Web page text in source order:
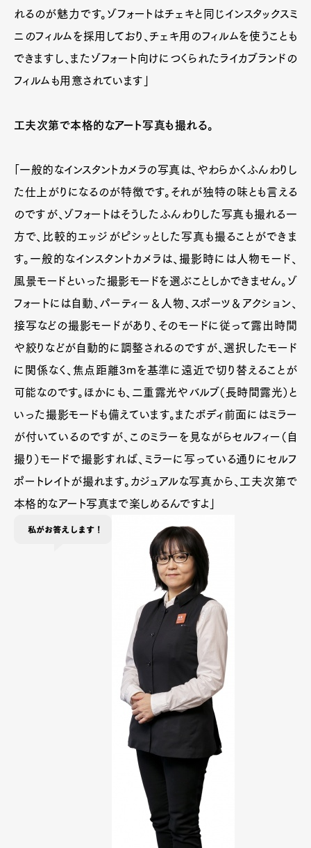
れるのが魅力です。ゾフォートはチェキと同じインスタックスミ
ニのフィルムを採用しており、チェキ用のフィルムを使うことも
できますし、またゾフォート向けにつくられたライカブランドの
フィルムも用意されています」
工夫次第で本格的なアート写真も撮れる。
「一般的なインスタントカメラの写真は、やわらかくふんわりし
た仕上がりになるのが特徴です。それが独特の味とも言える
のですが、ゾフォートはそうしたふんわりした写真も撮れる一
方で、比較的エッジがピシッとした写真も撮ることができま
す。一般的なインスタントカメラは、撮影時には人物モード、
風景モードといった撮影モードを選ぶことしかできません。ゾ
フォートには自動、パーティー＆人物、スポーツ＆アクション、
接写などの撮影モードがあり、そのモードに従って露出時間
や絞りなどが自動的に調整されるのですが、選択したモード
に関係なく、焦点距離3mを基準に遠近で切り替えることが
可能なのです。ほかにも、二重露光やバルブ（長時間露光）と
いった撮影モードも備えています。またボディ前面にはミラー
が付いているのですが、このミラーを見ながらセルフィー（自
撮り）モードで撮影すれば、ミラーに写っている通りにセルフ
ポートレイトが撮れます。カジュアルな写真から、工夫次第で
本格的なアート写真まで楽しめるんですよ」